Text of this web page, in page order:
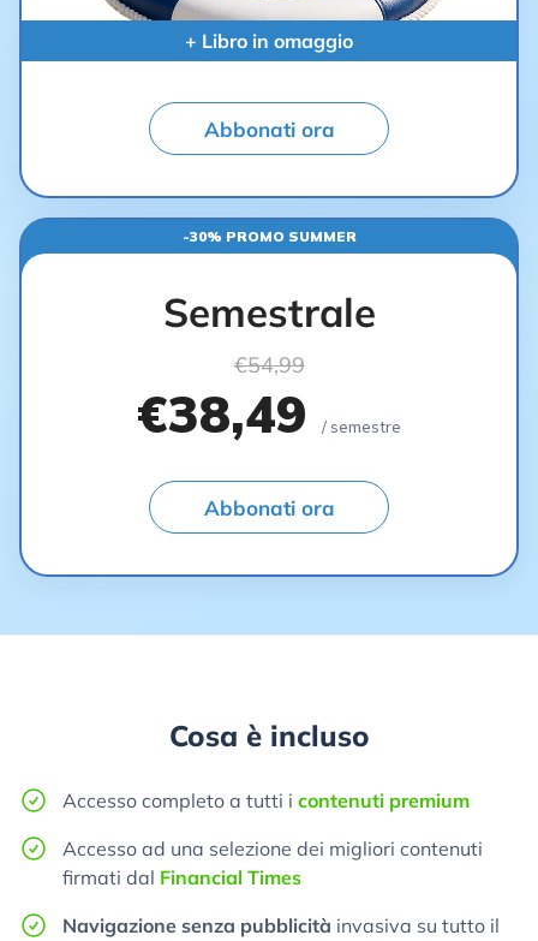
+ Libro in omaggio
Abbonati ora
-30% PROMO SUMMER
Semestrale
€54,99
€38,49 / semestre
Abbonati ora
Cosa è incluso
Accesso completo a tutti i contenuti premium
Accesso ad una selezione dei migliori contenuti
firmati dal Financial Times
Navigazione senza pubblicità invasiva su tutto il